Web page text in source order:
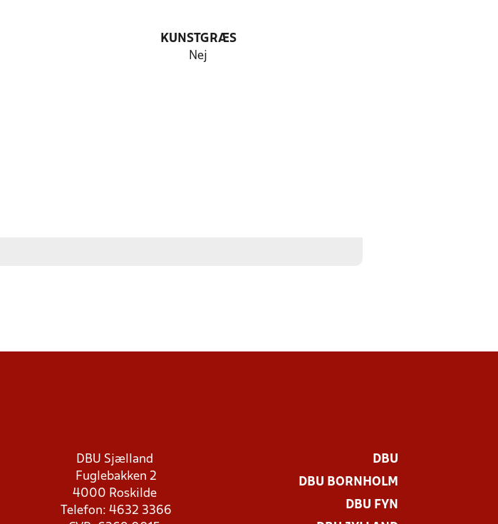
KUNSTGRÆS
Nej
DBU Sjælland
Fuglebakken 2
4000 Roskilde
Telefon: 4632 3366
DBU
DBU BORNHOLM
DBU FYN